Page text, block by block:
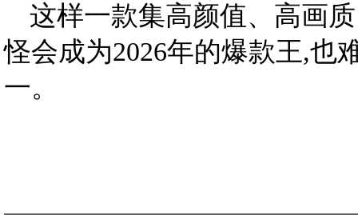
这样一款集高颜值、高画
怪会成为2026年的爆款王,也
一。